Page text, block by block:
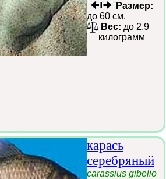
Размер:
до 60 см.
Вес: до 2.9
килограмм
карась
серебряный
carassius gibelio